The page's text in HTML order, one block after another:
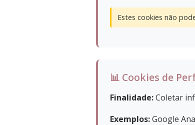
Estes cookies não
📊 Cookies de
Finalidade:Coletar
Exemplos:Google